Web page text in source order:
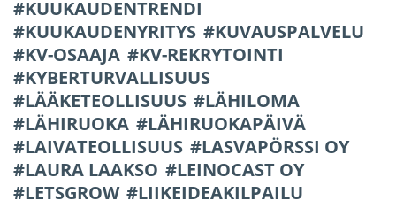
KUUKAUDENTRENDI
KUUKAUDENYRITYS
KUVAUSPALVELU
KV-OSAAJA
KV-REKRYTOINTI
KYBERTURVALLISUUS
LÄÄKETEOLLISUUS
LÄHILOMA
LÄHIRUOKA
LÄHIRUOKAPÄIVÄ
LAIVATEOLLISUUS
LASVAPÖRSSI OY
LAURA LAAKSO
LEINOCAST OY
LETSGROW
LIIKEIDEAKILPAILU